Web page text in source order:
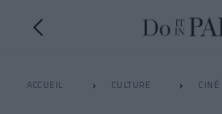
ACCUEIL CULTURE CINÉ